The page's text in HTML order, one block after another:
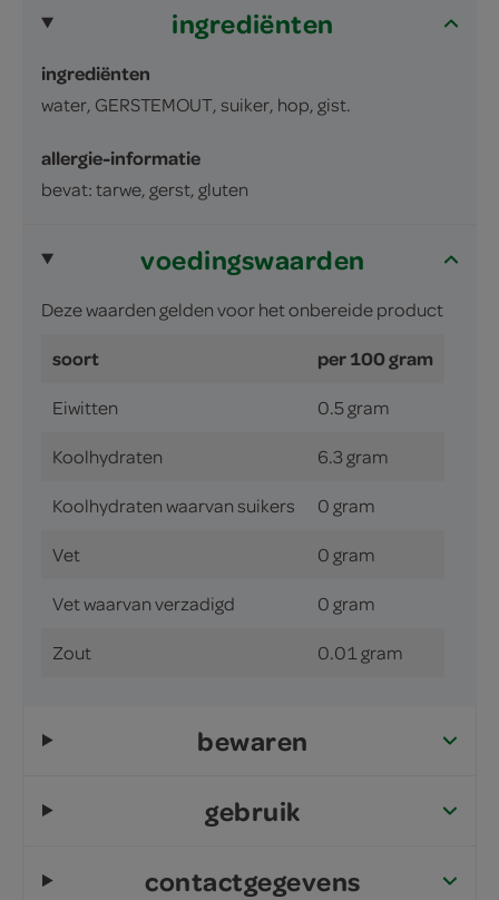
ingrediënten
ingrediënten
water, GERSTEMOUT, suiker, hop, gist.
allergie-informatie
bevat: tarwe, gerst, gluten
voedingswaarden
Deze waarden gelden voor het onbereide product
soort per 100 gram
Eiwitten 0.5 gram
Koolhydraten 6.3 gram
Koolhydraten waarvan suikers 0 gram
Vet 0 gram
Vet waarvan verzadigd 0 gram
Zout 0.01 gram
bewaren
gebruik
contactgegevens